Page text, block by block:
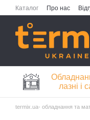
Перейти до основного
Каталог Про нас
лазні і
termix.ua- обладнання та